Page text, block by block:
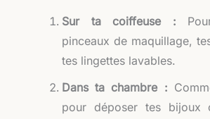
Sur ta coiffeuse :
pinceaux de maquillage,
tes lingettes lavables.
Dans ta chambre :
pour déposer tes bijoux